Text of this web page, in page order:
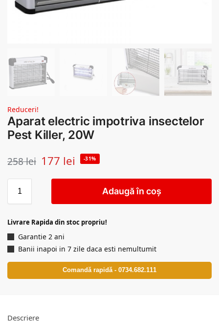
Reduceri!
Aparat electric impotriva insectelor
Pest Killer, 20W
258lei 177 lei -31%
Adaugă în coș
Livrare Rapida din stoc propriu!
Garantie 2 ani
Banii inapoi in 7 zile daca esti nemultumit
Comandă rapidă - 0734.682.111
Descriere